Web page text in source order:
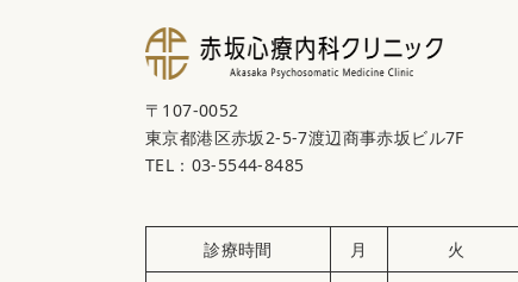
〒107-0052
東京都港区赤坂2-5-7渡辺商事赤坂ビル7F
TEL：03-5544-8485
診療時間 月 火